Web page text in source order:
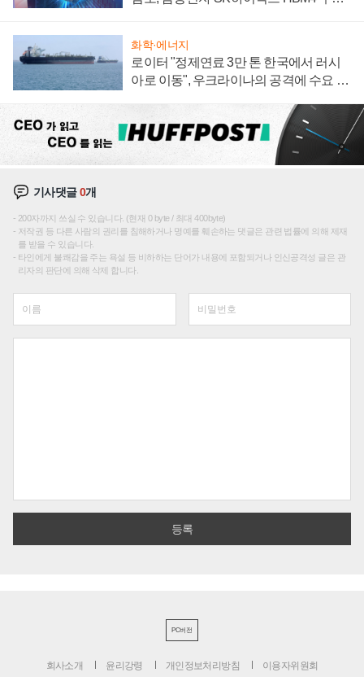
화학·에너지
로이터 "정제연료 3만 톤 한국에서 러시
아로 이동", 우크라이나의 공격에 수요 늘
기사댓글0개
200자까지 쓰실 수 있습니다. (현재 0 byte / 최대 400byte)
저작권 등 다른 사람의 권리를 침해하거나 명예를 훼손하는 댓글은 관련 법률에 의해 제재
를 받을 수 있습니다.
타인에게 불쾌감을 주는 욕설 등 비하하는 단어가 내용에 포함되거나 인신공격성 글은 관
리자의 판단에 의해 삭제 합니다.
PC버전
회사소개 윤리강령 개인정보처리방침 이용자위원회